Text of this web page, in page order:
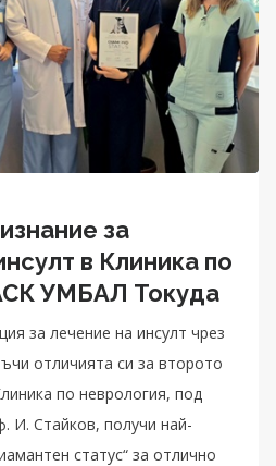
за
в Клиника по
УМБАЛ Токуда
за лечение на инсулт чрез
отличията си за второто
по неврология, под
И. Стайков, получи най-
статус“ за отлично